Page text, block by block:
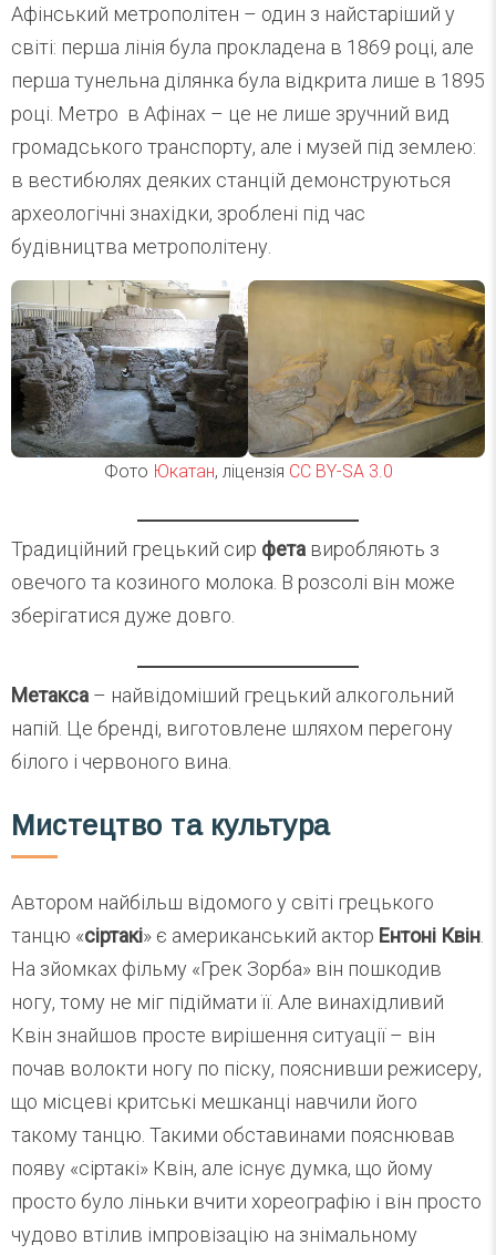
Афінський метрополітен – один з найстаріший у
світі: перша лінія була прокладена в 1869 році, але
перша тунельна ділянка була відкрита лише в 1895
році. Метро в Афінах – це не лише зручний вид
громадського транспорту, але і музей під землею:
в вестибюлях деяких станцій демонструються
археологічні знахідки, зроблені під час
будівництва метрополітену.
Фото Юкатан, ліцензія CC BY-SA 3.0
Традиційний грецький сир фета виробляють з
овечого та козиного молока. В розсолі він може
зберігатися дуже довго.
Метакса – найвідоміший грецький алкогольний
напій. Це бренді, виготовлене шляхом перегону
білого і червоного вина.
Мистецтво та культура
Автором найбільш відомого у світі грецького
танцю «сіртакі» є американський актор Ентоні Квін.
На зйомках фільму «Грек Зорба» він пошкодив
ногу, тому не міг підіймати її. Але винахідливий
Квін знайшов просте вирішення ситуації – він
почав волокти ногу по піску, пояснивши режисеру,
що місцеві критські мешканці навчили його
такому танцю. Такими обставинами пояснював
появу «сіртакі» Квін, але існує думка, що йому
просто було ліньки вчити хореографію і він просто
чудово втілив імпровізацію на знімальному